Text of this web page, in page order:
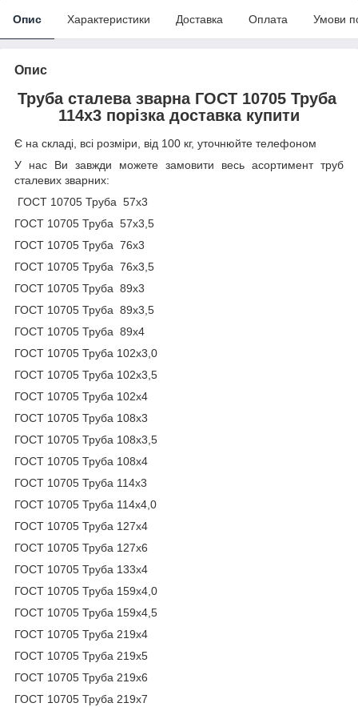
Опис Характеристики Доставка Оплата Умови
Опис
Труба сталева зварна ГОСТ 10705 Труба
114х3 порізка доставка купити
Є на складі, всі розміри, від 100 кг, уточнюйте телефоном
У нас Ви завжди можете замовити весь асортимент труб
сталевих зварних:
ГОСТ 10705 Труба 57х3
ГОСТ 10705 Труба 57х3,5
ГОСТ 10705 Труба 76х3
ГОСТ 10705 Труба 76х3,5
ГОСТ 10705 Труба 89х3
ГОСТ 10705 Труба 89х3,5
ГОСТ 10705 Труба 89х4
ГОСТ 10705 Труба 102х3,0
ГОСТ 10705 Труба 102х3,5
ГОСТ 10705 Труба 102х4
ГОСТ 10705 Труба 108х3
ГОСТ 10705 Труба 108х3,5
ГОСТ 10705 Труба 108х4
ГОСТ 10705 Труба 114х3
ГОСТ 10705 Труба 114х4,0
ГОСТ 10705 Труба 127х4
ГОСТ 10705 Труба 127х6
ГОСТ 10705 Труба 133х4
ГОСТ 10705 Труба 159х4,0
ГОСТ 10705 Труба 159х4,5
ГОСТ 10705 Труба 219х4
ГОСТ 10705 Труба 219х5
ГОСТ 10705 Труба 219х6
ГОСТ 10705 Труба 219х7